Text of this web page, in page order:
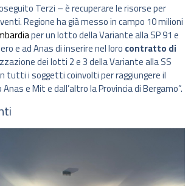
Terzi – è recuperare le risorse per
Regione ha già messo in campo 10 milioni
per un lotto della Variante alla SP 91 e
e ad Anas di inserire nel loro contratto di
dei lotti 2 e 3 della Variante alla SS
tutti i soggetti coinvolti per raggiungere il
e Mit e dall’altro la Provincia di Bergamo”.